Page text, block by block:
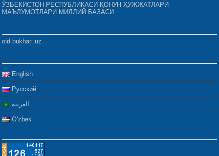
ЎЗБЕКИСТОН РЕСПУБЛИКАСИ ҚОНУН ҲУЖЖАТЛАРИ
МАЪЛУМОТЛАРИ МИЛЛИЙ БАЗАСИ
old.bukhari.uz
English
Русский
العربية
Oʻzbek